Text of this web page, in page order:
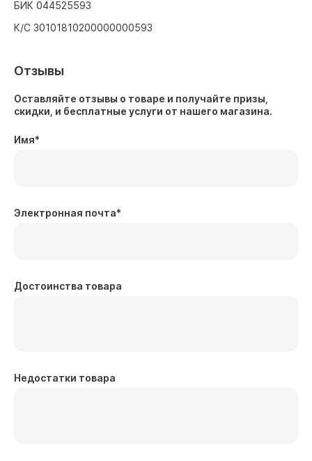
БИК 044525593
К/С 30101810200000000593
Отзывы
Оставляйте отзывы о товаре и получайте призы,
скидки, и бесплатные услуги от нашего магазина.
Имя*
Электронная почта*
Достоинства товара
Недостатки товара